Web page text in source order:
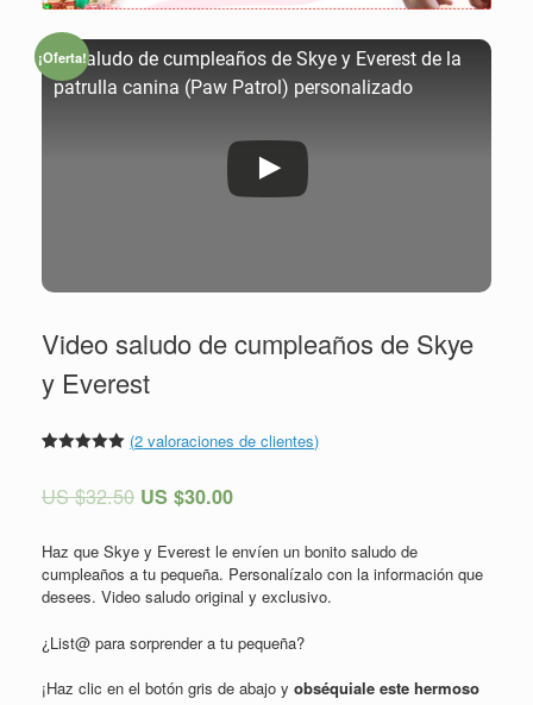
¡Oferta!
➡ Saludo de cumpleaños de Skye y Everest de la
patrulla canina (Paw Patrol) personalizado
Video saludo de cumpleaños de Skye
y Everest
5 basado
(2 valoraciones de clientes)
US $32.50 US $30.00
Haz que Skye y Everest le envíen un bonito saludo de
cumpleaños a tu pequeña. Personalízalo con la información que
desees. Video saludo original y exclusivo.
¿List@ para sorprender a tu pequeña?
¡Haz clic en el botón gris de abajo y obséquiale este hermoso